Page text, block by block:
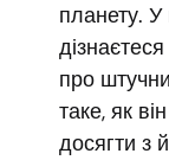
планету.
про
таке, як
досягти з